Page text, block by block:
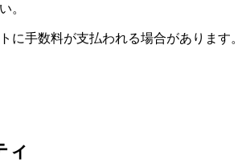
。
に手数料が支払われる場合があります。
ィ